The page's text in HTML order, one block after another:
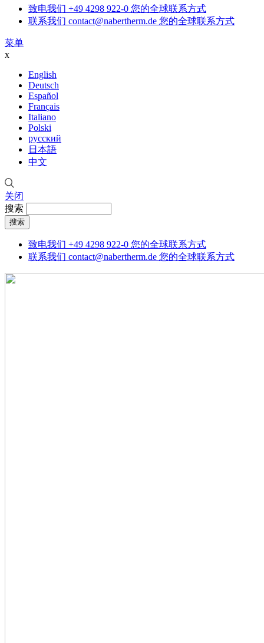
致电我们 +49 4298 922-0 您的全球联系方式
联系我们 contact@nabertherm.de 您的全球联系方式
菜单
x
English
Deutsch
Español
Français
Italiano
Polski
русский
日本語
中文
关闭
搜索
致电我们 +49 4298 922-0 您的全球联系方式
联系我们 contact@nabertherm.de 您的全球联系方式